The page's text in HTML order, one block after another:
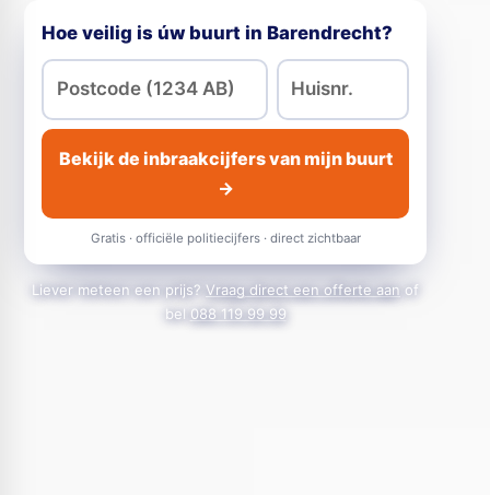
Hoe veilig is úw buurt in Barendrecht?
Bekijk de inbraakcijfers van mijn buurt
→
Gratis · officiële politiecijfers · direct zichtbaar
Liever meteen een prijs? Vraag direct een offerte aan of
bel 088 119 99 99